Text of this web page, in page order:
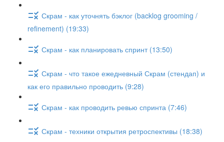
Скрам - как уточнять бэклог (backlog grooming /
refinement) (19:33)
Скрам - как планировать спринт (13:50)
Скрам - что такое ежедневный Скрам (стендап) и
как его правильно проводить (9:28)
Скрам - как проводить ревью спринта (7:46)
Скрам - техники открытия ретроспективы (18:38)